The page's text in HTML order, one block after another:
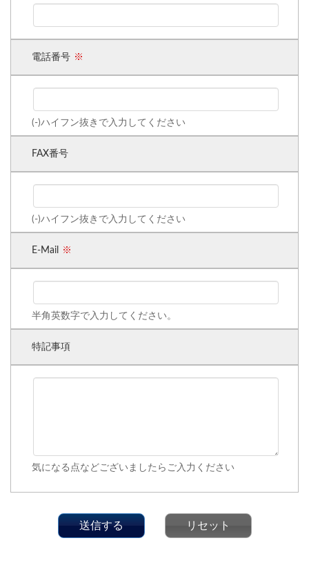
電話番号
(-)ハイフン抜きで入力してください
FAX番号
(-)ハイフン抜きで入力してください
E-Mail
半角英数字で入力してください。
特記事項
気になる点などございましたらご入力ください
送信する リセット